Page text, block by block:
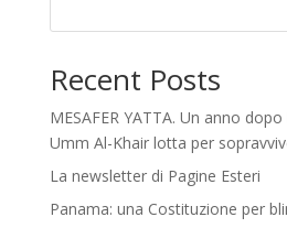
Recent Posts
MESAFER YATTA. Un anno
Umm Al-Khair lotta per
La newsletter di Pagine Esteri
Panama: una Costituzione per